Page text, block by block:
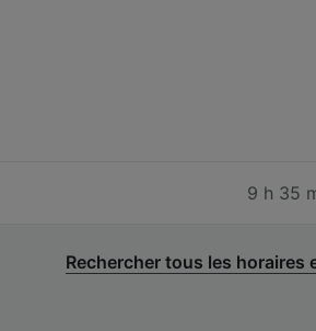
9 h 35
Rechercher tous les horaires